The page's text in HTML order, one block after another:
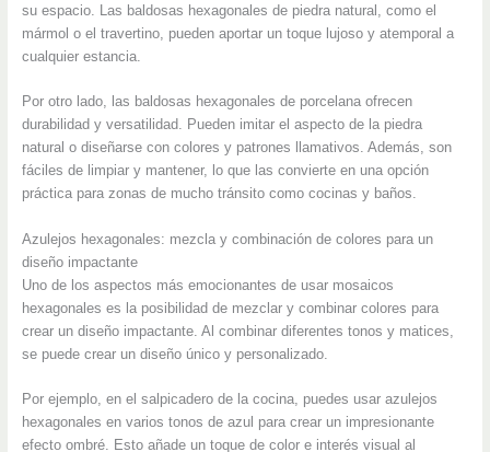
su espacio. Las baldosas hexagonales de piedra natural, como el
mármol o el travertino, pueden aportar un toque lujoso y atemporal a
cualquier estancia.
Por otro lado, las baldosas hexagonales de porcelana ofrecen
durabilidad y versatilidad. Pueden imitar el aspecto de la piedra
natural o diseñarse con colores y patrones llamativos. Además, son
fáciles de limpiar y mantener, lo que las convierte en una opción
práctica para zonas de mucho tránsito como cocinas y baños.
Azulejos hexagonales: mezcla y combinación de colores para un
diseño impactante
Uno de los aspectos más emocionantes de usar mosaicos
hexagonales es la posibilidad de mezclar y combinar colores para
crear un diseño impactante. Al combinar diferentes tonos y matices,
se puede crear un diseño único y personalizado.
Por ejemplo, en el salpicadero de la cocina, puedes usar azulejos
hexagonales en varios tonos de azul para crear un impresionante
efecto ombré. Esto añade un toque de color e interés visual al